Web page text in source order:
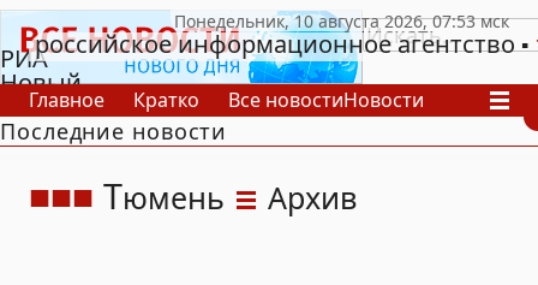
РИА
Новый
День
российское информационное агентство
Главное Кратко Все новостиНовости
В России
В мире
Последние новости
Тюмень Архив